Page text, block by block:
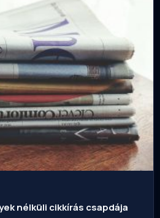
nélküli cikkírás csapdája